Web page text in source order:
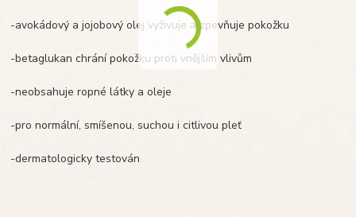
-avokádový a jojobový olej vyživuje a zpevňuje pokožku
-betaglukan chrání pokožku proti vnějším vlivům
-neobsahuje ropné látky a oleje
-pro normální, smíšenou, suchou i citlivou pleť
-dermatologicky testován